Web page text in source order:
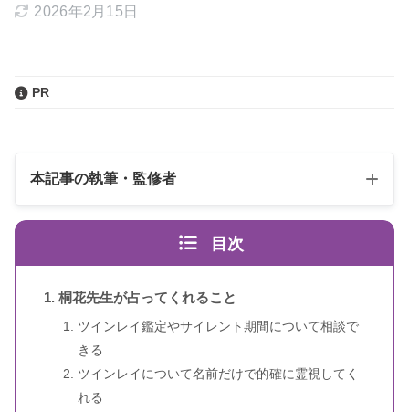
2026年2月15日
PR
本記事の執筆・監修者
目次
桐花先生が占ってくれること
ツインレイ鑑定やサイレント期間について相談で
きる
ツインレイについて名前だけで的確に霊視してく
れる